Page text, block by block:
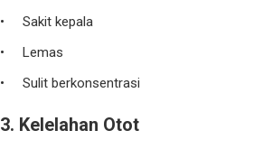
Sakit kepala
Lemas
Sulit berkonsentrasi
3. Kelelahan Otot